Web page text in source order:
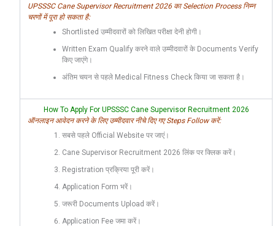
UPSSSC Cane Supervisor Recruitment 2026 का Selection Process निम्न
चरणों में पूरा हो सकता है:
Shortlisted उम्मीदवारों को लिखित परीक्षा देनी होगी।
Written Exam Qualify करने वाले उम्मीदवारों के Documents Verify
किए जाएंगे।
अंतिम चयन से पहले Medical Fitness Check किया जा सकता है।
How To Apply For UPSSSC Cane Supervisor Recruitment 2026
ऑनलाइन आवेदन करने के लिए उम्मीदवार नीचे दिए गए Steps Follow करें:
सबसे पहले Official Website पर जाएं।
Cane Supervisor Recruitment 2026 लिंक पर क्लिक करें।
Registration प्रक्रिया पूरी करें।
Application Form भरें।
जरूरी Documents Upload करें।
Application Fee जमा करें।